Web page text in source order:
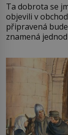
Ta dobrota se
objevili v
připravená
znamená
pře hned
Francie, kde se